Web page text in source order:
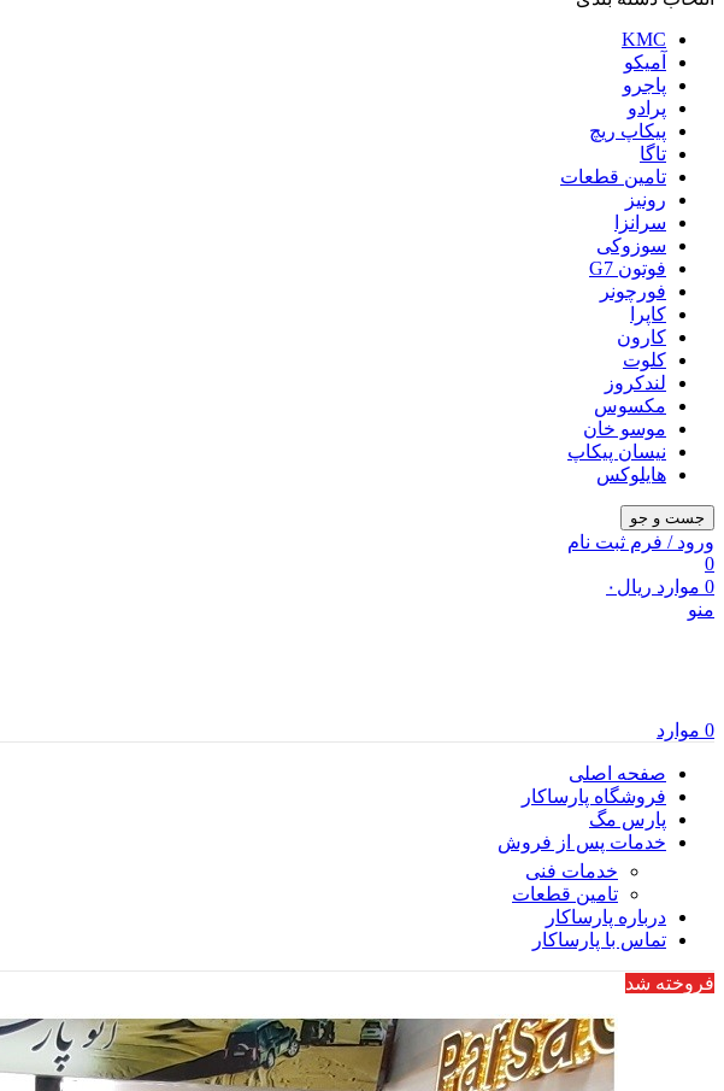
KMC
آمیکو
پاجرو
پرادو
پیکاپ ریچ
تاگا
تامین قطعات
رونیز
سرانزا
سوزوکی
فوتون G7
فورچونر
کاپرا
کارون
کلوت
لندکروز
مکسوس
موسو خان
نیسان پیکاپ
هایلوکس
جست و جو
ورود / فرم ثبت نام
0
0 موارد ریال ۰
منو
0 موارد
صفحه اصلی
فروشگاه پارساکار
پارس مگ
خدمات پس از فروش
خدمات فنی
تامین قطعات
درباره پارساکار
تماس با پارساکار
فروخته شد